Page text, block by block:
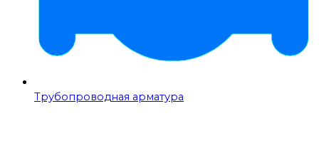
Трубопроводная арматура